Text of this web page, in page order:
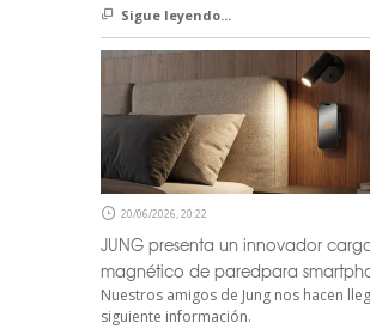
Sigue leyendo...
20/06/2026, 20:22
JUNG presenta un innovador
magnético de paredpara
Nuestros amigos de Jung nos hacen
siguiente información.